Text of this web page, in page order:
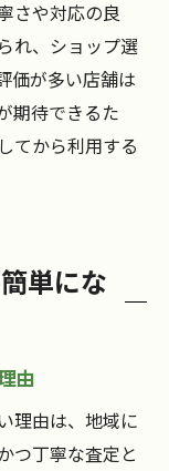
さや対応の良
れ、ショップ選
価が多い店舗は
期待できるた
てから利用する
単にな
由
理由は、地域に
つ丁寧な査定と